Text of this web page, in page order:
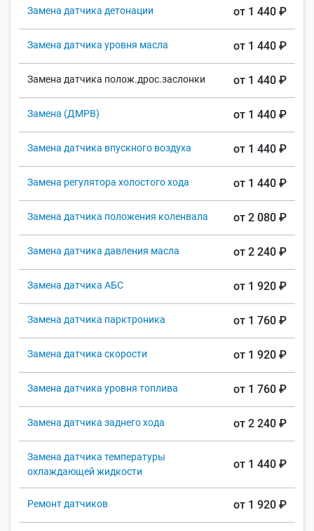
Замена датчика детонации от 1 440 ₽
Замена датчика уровня масла от 1 440 ₽
Замена датчика полож.дрос.заслонки от 1 440 ₽
Замена (ДМРВ) от 1 440 ₽
Замена датчика впускного воздуха от 1 440 ₽
Замена регулятора холостого хода от 1 440 ₽
Замена датчика положения коленвала от 2 080 ₽
Замена датчика давления масла от 2 240 ₽
Замена датчика АБС от 1 920 ₽
Замена датчика парктроника от 1 760 ₽
Замена датчика скорости от 1 920 ₽
Замена датчика уровня топлива от 1 760 ₽
Замена датчика заднего хода от 2 240 ₽
Замена датчика температуры
охлаждающей жидкости
от 1 440 ₽
Ремонт датчиков от 1 920 ₽